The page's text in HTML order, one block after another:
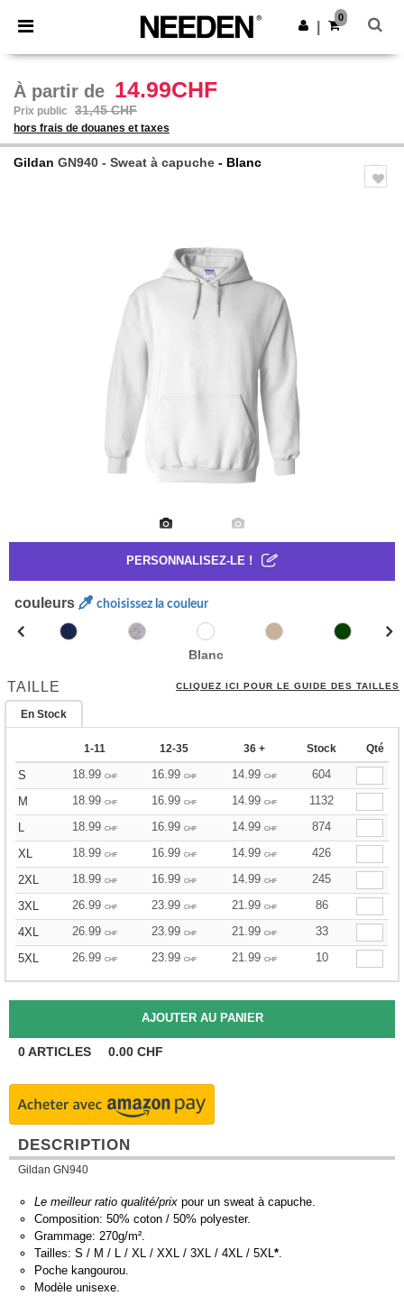
× Appli Needen
Meilleurs prix sur l’app !
Obtenir l'appli
0
PERSONNALISEZ-LE !
À partir de 14.99CHF
Prix public 31,45 CHF
hors frais de douanes et taxes
Gildan GN940 - Sweat à capuche - Blanc
couleurs choisissez la couleur
Blanc
TAILLE CLIQUEZ ICI POUR LE GUIDE DES TAILLES
En Stock
1-11 12-35 36 + Stock Qté
S 18.99 CHF 16.99 CHF 14.99 CHF
604
M
18.99 CHF 16.99 CHF 14.99 CHF
1132
L
18.99 CHF 16.99 CHF 14.99 CHF
874
XL
18.99 CHF 16.99 CHF 14.99 CHF
426
2XL
18.99 CHF 16.99 CHF 14.99 CHF
245
3XL
26.99 CHF 23.99 CHF 21.99 CHF
86
4XL
26.99 CHF 23.99 CHF 21.99 CHF
33
5XL
26.99 CHF 23.99 CHF 21.99 CHF 10
0ARTICLES 0.00 CHF
DESCRIPTION
Gildan GN940
Le meilleur ratio qualité/prix pour un sweat à capuche.
Composition: 50% coton / 50% polyester.
Grammage: 270g/m².
Tailles: S / M / L / XL / XXL / 3XL / 4XL / 5XL *
Poche kangourou.
Modèle unisexe.